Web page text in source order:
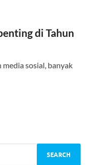
di Tahun
sosial, banyak